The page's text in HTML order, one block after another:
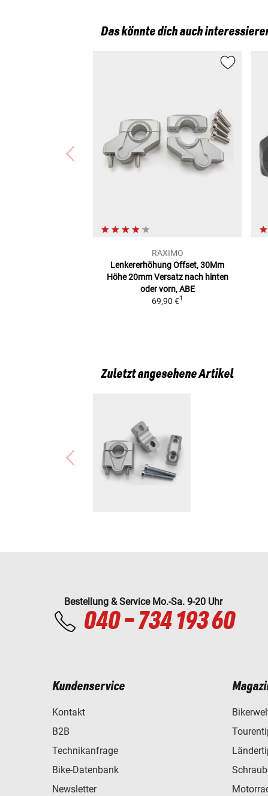
Das könnte dich auch
RAXIMO
Lenkererhöhung Offset, 30Mm
Höhe 20mm Versatz nach hinten
oder vorn, ABE
69,90 €1
Zuletzt angesehene Artikel
Bestellung & Service Mo.-Sa. 9-20 Uhr
040 - 734 193 60
Kundenservice
Kontakt
B2B
Technikanfrage
Bike-Datenbank
Newsletter